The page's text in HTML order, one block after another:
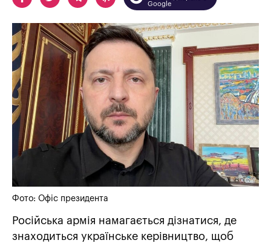
Google
Фото: Офіс президента
Російська армія намагається дізнатися, де
знаходиться українське керівництво, щоб